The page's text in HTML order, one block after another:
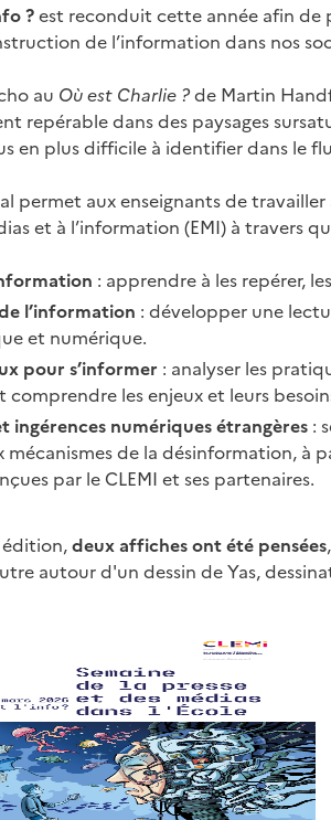
?est reconduit cette année afin de
de l’information dans nos
au Où est Charlie ?de Martin
repérable dans des paysages
en plus difficile à identifier dans le
permet aux enseignants de
et à l’information (EMI) à travers
: apprendre à les repérer,
l’information : développer une
et numérique.
pour s’informer : analyser les
comprendre les enjeux et leurs
ingérences numériques étrangères :
mécanismes de la désinformation, à
par le CLEMI et ses partenaires.
deux affiches ont été pensées
autour d'un dessin de Yas,